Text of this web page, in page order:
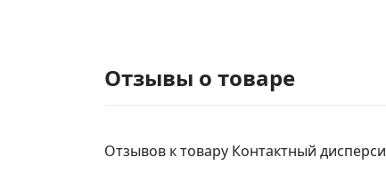
Отзывы о товаре
Отзывов к товару Контактный